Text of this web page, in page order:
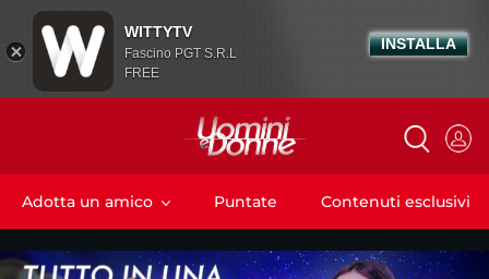
Adotta un amico Puntate Contenuti esclusivi
WITTYTV
Fascino PGT S.R.L
FREE
INSTALLA